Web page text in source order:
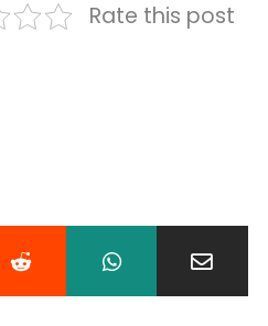
Rate this post